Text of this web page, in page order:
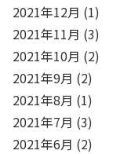
2021年12月 (1)
2021年11月 (3)
2021年10月 (2)
2021年9月 (2)
2021年8月 (1)
2021年7月 (3)
2021年6月 (2)